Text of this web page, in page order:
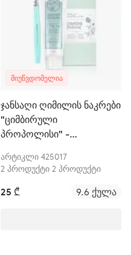
ᲛᲘᲣᲬᲕᲓᲝᲛᲔᲚᲘᲐ
ჯანსაღი ღიმილის ნაკრები
"ციმბირული
პროპოლისი" -
"პროპოლისი" (კბილის
პასტა + ჯაგრისი)
არტიკლი 425017
2 პროდუქტი 2 პროდუქტი
25 ₾ 9.6 ქულა